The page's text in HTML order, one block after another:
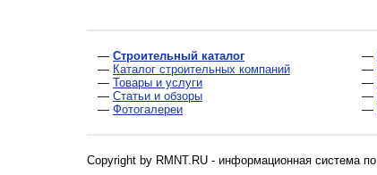
— Строительный каталог
— Каталог строительных компаний
— Товары и услуги
— Статьи и обзоры
— Фотогалереи
—
—
—
—
—
Copyright by RMNT.RU - информационная система по